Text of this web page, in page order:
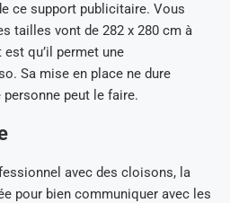
ce support publicitaire. Vous
tailles vont de 282 x 280 cm à
qu’il permet une
Sa mise en place ne dure
personne peut le faire.
avec des cloisons, la
pour bien communiquer avec les